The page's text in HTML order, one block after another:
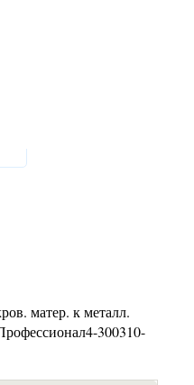
матер. к металл.
300310-